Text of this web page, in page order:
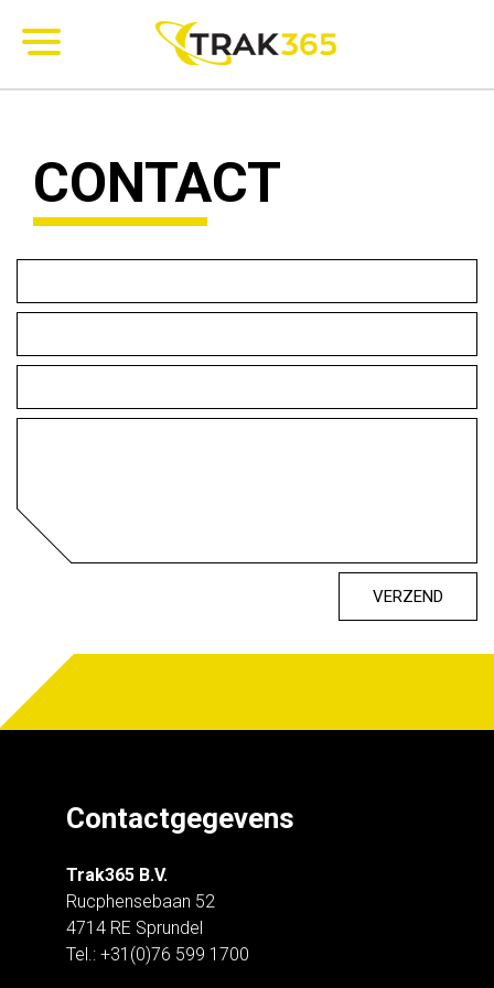
CONTACT
VERZEND
Contactgegevens
Trak365 B.V.
Rucphensebaan 52
4714 RE Sprundel
Tel.: +31(0)76 599 1700